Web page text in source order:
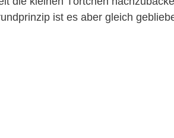
ist es aber gleich